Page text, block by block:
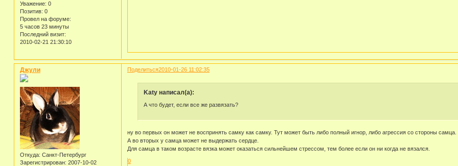
Уважение: 0
Позитив: 0
Провел на форуме:
5 часов 23 минуты
Последний визит:
2010-02-21 21:30:10
Поделиться2010-01-26 11:02:35
Джули
Откуда: Санкт-Петербург
Зарегистрирован: 2007-10-02
Katy написал(а):
А что будет, если все же развязать?
ну во первых он может не воспринять самку как самку. Тут может быть либо полный игнор, либо агрессия со стороны самца.
А во вторых у самца может не выдержать сердце.
Для самца в таком возрасте вязка может оказаться сильнейшем стрессом, тем более если он ни когда не вязался.
0